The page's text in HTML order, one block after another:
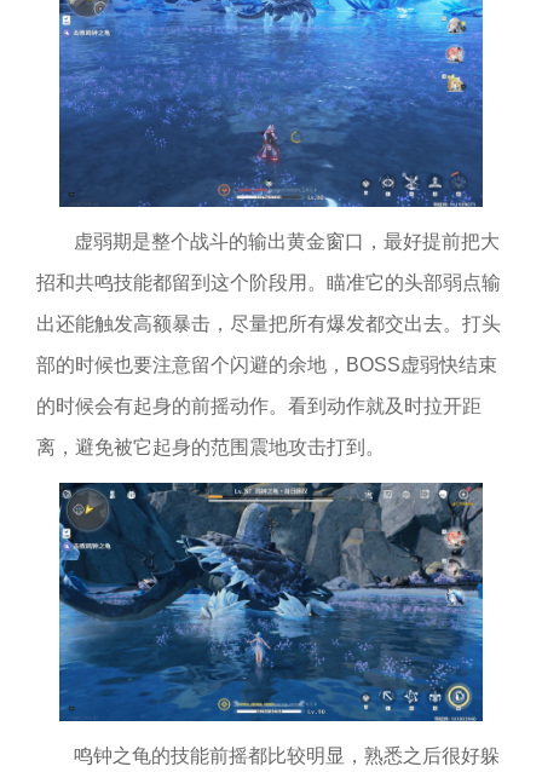
虚弱期是整个战斗的输出黄金窗口，最好提前把大
招和共鸣技能都留到这个阶段用。瞄准它的头部弱点输
出还能触发高额暴击，尽量把所有爆发都交出去。打头
部的时候也要注意留个闪避的余地，BOSS虚弱快结束
的时候会有起身的前摇动作。看到动作就及时拉开距
离，避免被它起身的范围震地攻击打到。
鸣钟之龟的技能前摇都比较明显，熟悉之后很好躲